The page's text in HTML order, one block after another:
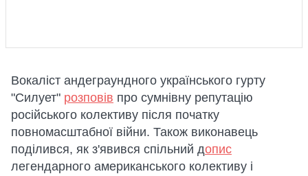
Вокаліст андеграундного українського гурту
"Силует" розповів про сумнівну репутацію
російського колективу після початку
повномасштабної війни. Також виконавець
поділився, як з'явився спільний допис
легендарного американського колективу і